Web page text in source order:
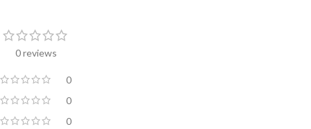
0 reviews
0
0
0